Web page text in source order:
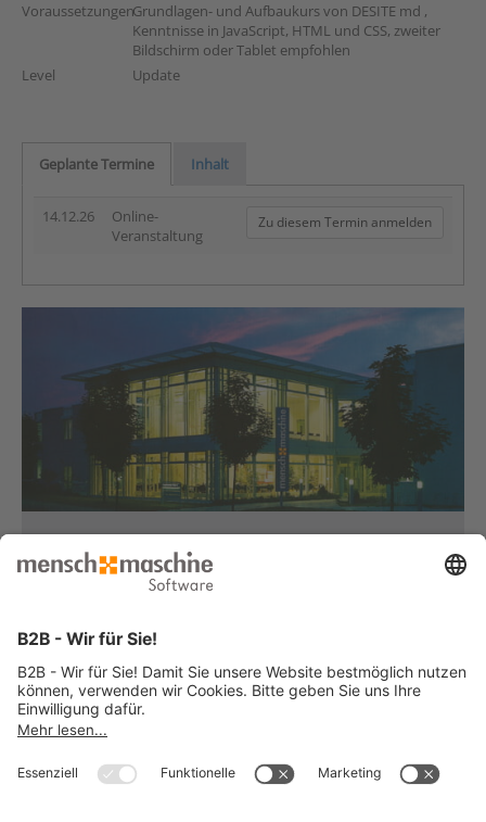
VoraussetzungenGrundlagen- und Aufbaukurs von DESITE md ,
Kenntnisse in JavaScript, HTML und CSS, zweiter
Bildschirm oder Tablet empfohlen
Level
Update
Geplante Termine Inhalt
14.12.26
Online-
Veranstaltung
Zu diesem Termin anmelden
Haben Sie Fragen?
Dann rufen Sie uns an...
von 08:30 bis 12:00 Uhr
und 12:30 bis 17:00 Uhr
Freitag
und 12:30 bis 15:00 Uhr